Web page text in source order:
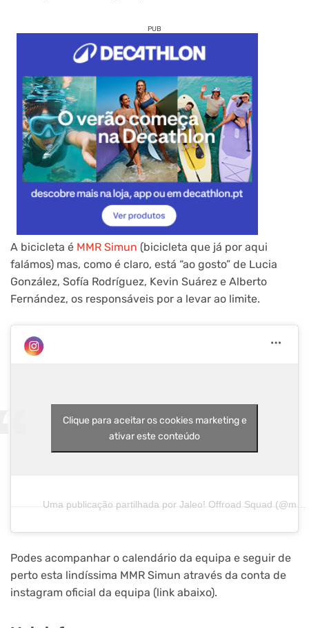
PUB
A bicicleta é MMR Simun (bicicleta que já por aqui
falámos) mas, como é claro, está “ao gosto” de Lucia
González, Sofía Rodríguez, Kevin Suárez e Alberto
Fernández, os responsáveis por a levar ao limite.
Uma publicação partilhada por Jaleo! Offroad Squad (@mmr_jaleo)
Clique para aceitar os cookies marketing e
ativar este conteúdo
Podes acompanhar o calendário da equipa e seguir de
perto esta lindíssima MMR Simun através da conta de
instagram oficial da equipa (link abaixo).